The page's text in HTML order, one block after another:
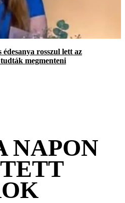
rosszul lett az
megmenteni
NAPON